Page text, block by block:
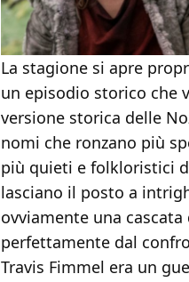
La stagione si apre
un episodio storico che
versione storica delle
nomi che ronzano più
più quieti e folkloristici
lasciano il posto a
ovviamente una
perfettamente dal
Travis Fimmel era un